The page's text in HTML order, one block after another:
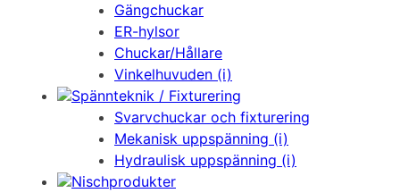
Gängchuckar
ER-hylsor
Chuckar/Hållare
Vinkelhuvuden (i)
Spännteknik / Fixturering
Svarvchuckar och fixturering
Mekanisk uppspänning (i)
Hydraulisk uppspänning (i)
Nischprodukter